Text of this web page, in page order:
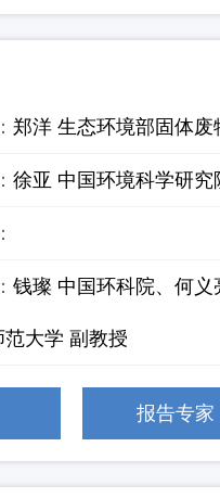
郑洋 生态环境部固体
徐亚 中国环境科学研究
钱璨 中国环科院、何
大学 副教授
报告专家